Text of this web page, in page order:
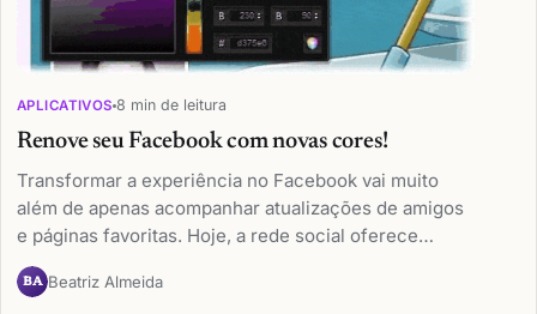
APLICATIVOS 8 min de leitura
Renove seu Facebook com novas cores!
Transformar a experiência no Facebook vai muito
além de apenas acompanhar atualizações de amigos
e páginas favoritas. Hoje, a rede social oferece…
BA Beatriz Almeida